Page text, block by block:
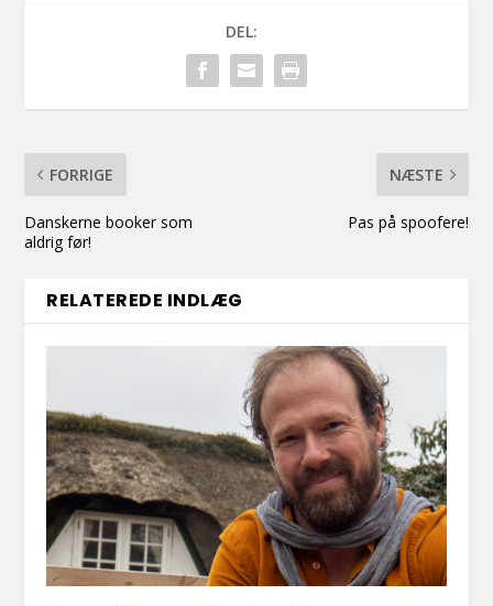
DEL:
FORRIGE
Danskerne booker som
aldrig før!
NÆSTE
Pas på spoofere!
RELATEREDE INDLÆG